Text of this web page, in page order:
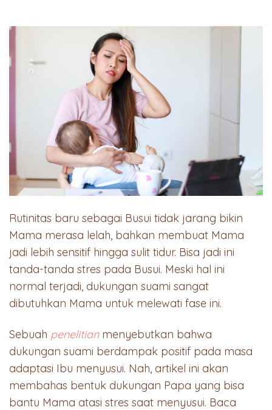
Rutinitas baru sebagai Busui tidak jarang bikin
Mama merasa lelah, bahkan membuat Mama
jadi lebih sensitif hingga sulit tidur. Bisa jadi ini
tanda-tanda stres pada Busui. Meski hal ini
normal terjadi, dukungan suami sangat
dibutuhkan Mama untuk melewati fase ini.
Sebuah penelitianmenyebutkan bahwa
dukungan suami berdampak positif pada masa
adaptasi Ibu menyusui. Nah, artikel ini akan
membahas bentuk dukungan Papa yang bisa
bantu Mama atasi stres saat menyusui. Baca